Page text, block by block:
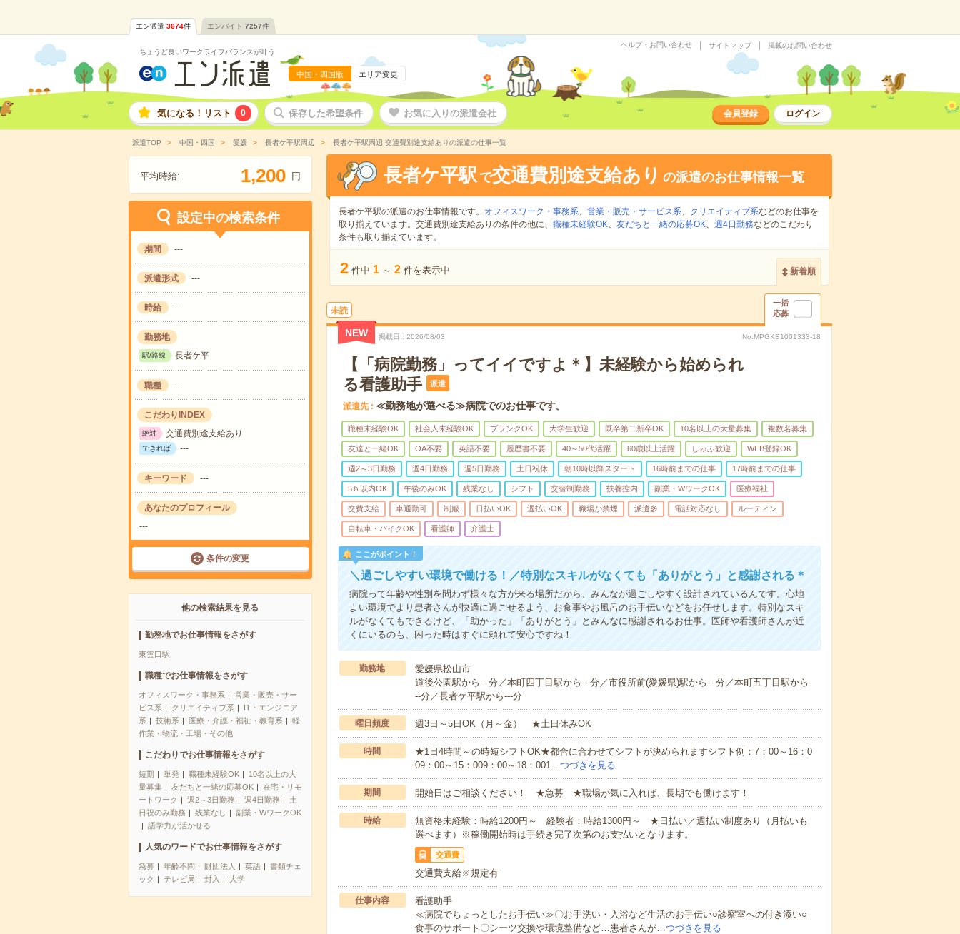
エン派遣 3674件 エンバイト 7257件
ちょうど良いワークライフバランスが叶う
中国・四国版 エリア変更
ヘルプ・お問い合わせ サイトマップ 掲載のお問い合わせ
気になる！リスト 0 保存した希望条件 お気に入りの派遣会社 会員登録 ログイン
派遣TOP 中国・四国 愛媛 長者ケ平駅周辺 長者ケ平駅周辺 交通費別途支給ありの派遣の仕事一覧
平均時給: 1,200 円
設定中の検索条件
期間 ---
派遣形式 ---
時給 ---
勤務地
駅/路線 長者ケ平
職種 ---
こだわりINDEX
絶対 交通費別途支給あり
できれば ---
キーワード ---
あなたのプロフィール
---
条件の変更
他の検索結果を見る
勤務地でお仕事情報をさがす
東雲口駅
職種でお仕事情報をさがす
オフィスワーク・事務系
営業・販売・サー
ビス系
クリエイティブ系
IT・エンジニア
系
技術系 医療・介護・福祉・教育系
軽
作業・物流・工場・その他
こだわりでお仕事情報をさがす
短期 単発 職種未経験OK
10名以上の大
量募集
友だちと一緒の応募OK
在宅・リモ
ートワーク
週2～3日勤務 週4日勤務
土
日祝のみ勤務
残業なし
副業・WワークOK
語学力が活かせる
人気のワードでお仕事情報をさがす
急募 年齢不問 財団法人 英語
書類チェ
ック
テレビ局 封入 大学
長者ケ平駅 で交通費別途支給あり の派遣のお仕事情報一覧
長者ケ平駅の派遣のお仕事情報です。 オフィスワーク・事務系、 営業・販売・サービス系、 クリエイティブ系などのお仕事を
取り揃えています。交通費別途支給ありの条件の他に、 職種未経験OK、 友だちと一緒の応募OK、 週4日勤務などのこだわり
条件も取り揃えています。
2 件中 1 ～ 2 件を表示中 新着順
未読
一括
応募
NEW 掲載日 2026/08/03 No.MPGKS1001333-18
【「病院勤務」ってイイですよ＊】未経験から始められ
る看護助手
派遣
派遣先 ≪勤務地が選べる≫病院でのお仕事です。
職種未経験OK 社会人未経験OK ブランクOK 大学生歓迎 既卒第二新卒OK 10名以上の大量募集 複数名募集
友達と一緒OK OA不要 英語不要 履歴書不要 40～50代活躍 60歳以上活躍 しゅふ歓迎 WEB登録OK
週2～3日勤務 週4日勤務 週5日勤務 土日祝休 朝10時以降スタート 16時前までの仕事 17時前までの仕事
5ｈ以内OK 午後のみOK 残業なし シフト 交替制勤務 扶養控内 副業・WワークOK 医療福祉
交費支給 車通勤可 制服 日払いOK 週払いOK 職場が禁煙 派遣多 電話対応なし ルーティン
自転車・バイクOK 看護師 介護士
ここがポイント！
＼過ごしやすい環境で働ける！／特別なスキルがなくても「ありがとう」と感謝される＊
病院って年齢や性別を問わず様々な方が来る場所だから、みんなが過ごしやすく設計されているんです。心地
よい環境でより患者さんが快適に過ごせるよう、お食事やお風呂のお手伝いなどをお任せします。特別なスキ
ルがなくてもできるけど、「助かった」「ありがとう」とみんなに感謝されるお仕事。医師や看護師さんが近
くにいるのも、困った時はすぐに頼れて安心ですね！
勤務地
愛媛県松山市
道後公園駅から---分／本町四丁目駅から---分／市役所前(愛媛県)駅から---分／本町五丁目駅から-
--分／長者ケ平駅から---分
曜日頻度 週3日～5日OK（月～金） ★土日休みOK
時間
★1日4時間～の時短シフトOK★都合に合わせてシフトが決められますシフト例：7：00～16：0
09：00～15：009：00～18：001…つづきを見る
期間 開始日はご相談ください！ ★急募 ★職場が気に入れば、長期でも働けます！
時給
無資格未経験：時給1200円～ 経験者：時給1300円～ ★日払い／週払い制度あり（月払いも
選べます）※稼働開始時は手続き完了次第のお支払いとなります。
交通費
交通費支給※規定有
仕事内容
看護助手
≪病院でちょっとしたお手伝い≫〇お手洗い・入浴など生活のお手伝い○診察室への付き添い○
食事のサポート〇シーツ交換や環境整備など…患者さんが…つづきを見る